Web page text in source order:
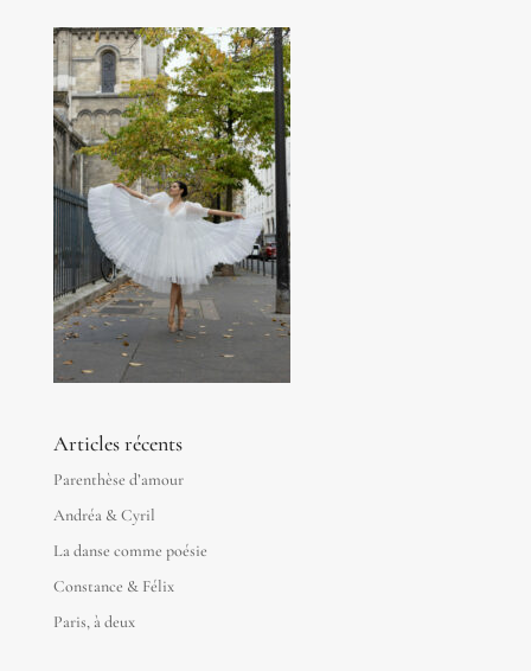
Articles récents
Parenthèse d’amour
Andréa & Cyril
La danse comme poésie
Constance & Félix
Paris, à deux